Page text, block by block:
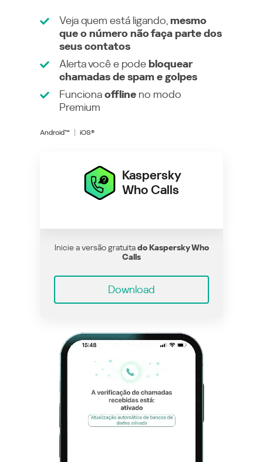
Veja quem está ligando, mesmo
que o número não faça parte dos
seus contatos
Alerta você e podebloquear
chamadas de spam e golpes
Funcionaoffline no modo
Premium
Android™ iOS®
Kaspersky
Who Calls
Inicie a versão gratuitado Kaspersky Who
Calls
Download